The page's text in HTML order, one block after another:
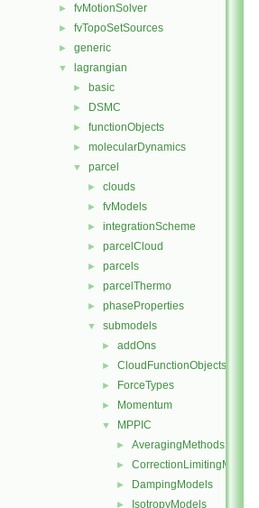
► fvMotionSolver
► fvTopoSetSources
► generic
▼ lagrangian
► basic
► DSMC
► functionObjects
► molecularDynamics
▼ parcel
► clouds
► fvModels
► integrationScheme
► parcelCloud
► parcels
► parcelThermo
► phaseProperties
▼ submodels
► addOns
► CloudFunctionObjects
► ForceTypes
► Momentum
▼ MPPIC
► AveragingMethods
► CorrectionLimitingMethods
► DampingModels
► IsotropyModels